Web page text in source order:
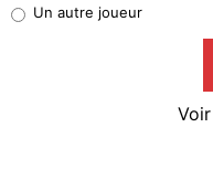
9%
Un autre joueur